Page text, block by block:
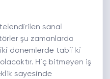
sanal
şu zamanlarda
dönemlerde tabii ki
Hiç bitmeyen iş
sayesinde